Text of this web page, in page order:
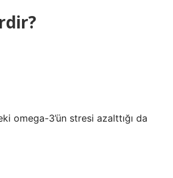
omega-3’ün stresi azalttığı da